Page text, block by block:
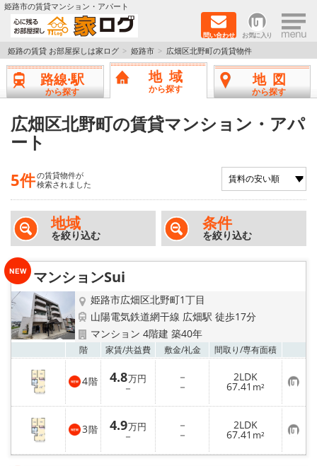
姫路市の賃貸マンション・アパート
問い合わせ お気に入り ×
TOPページ
新築物件
ペットOK物件
戸建物件
保証人不要物件
初期費用リーズナブル物件
路線·駅から探す
地域から探す
地図から探す
スタッフ
店舗情報·アクセス
会社概要
姫路の賃貸 お部屋探しは家ログ 姫路市 広畑区北野町の賃貸物件
路線·駅
から探す
地域
から探す
地図
から探す
広畑区北野町の賃貸マンション・アパ
ート
5件の賃貸物件が
検索されました
地域
を絞り込む
条件
を絞り込む
マンションSui
姫路市広畑区北野町1丁目
山陽電気鉄道網干線 広畑駅 徒歩17分
マンション 4階建 築40年
階 家賃/共益費 敷金/礼金 間取り/専有面積
4階 4.8万円
－
－
－
2LDK
67.41 m² お
気
に
入
り
登
録
3階 4.9万円
－
－
－
2LDK
67.41 m² お
気
に